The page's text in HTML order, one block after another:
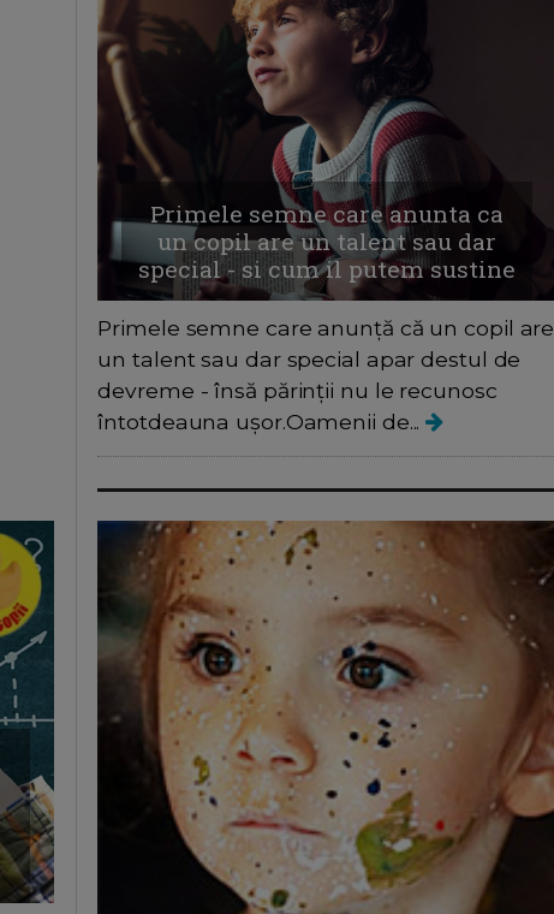
Primele semne care anunta ca
un copil are un talent sau dar
special - si cum il putem sustine
Primele semne care anunță că un copil are
un talent sau dar special apar destul de
devreme - însă părinții nu le recunosc
întotdeauna ușor.Oamenii de...